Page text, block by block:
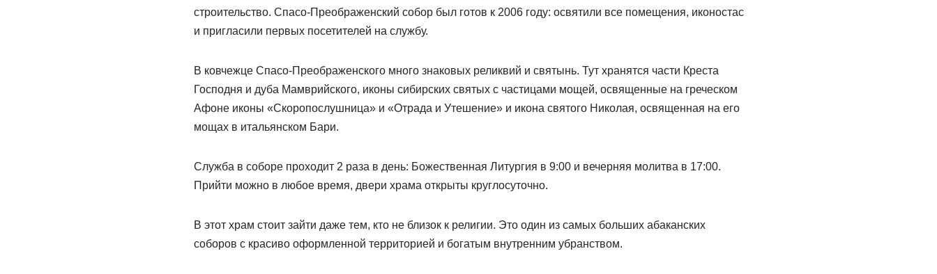
строительство. Спасо-Преображенский собор был готов к 2006 году: освятили все помещения, иконостас
и пригласили первых посетителей на службу.
В ковчежце Спасо-Преображенского много знаковых реликвий и святынь. Тут хранятся части Креста
Господня и дуба Мамврийского, иконы сибирских святых с частицами мощей, освященные на греческом
Афоне иконы «Скоропослушница» и «Отрада и Утешение» и икона святого Николая, освященная на его
мощах в итальянском Бари.
Служба в соборе проходит 2 раза в день: Божественная Литургия в 9:00 и вечерняя молитва в 17:00.
Прийти можно в любое время, двери храма открыты круглосуточно.
В этот храм стоит зайти даже тем, кто не близок к религии. Это один из самых больших абаканских
соборов с красиво оформленной территорией и богатым внутренним убранством.